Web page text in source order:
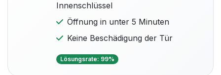
Innenschlüssel
Öffnung in unter 5 Minuten
Keine Beschädigung der Tür
Lösungsrate: 99%